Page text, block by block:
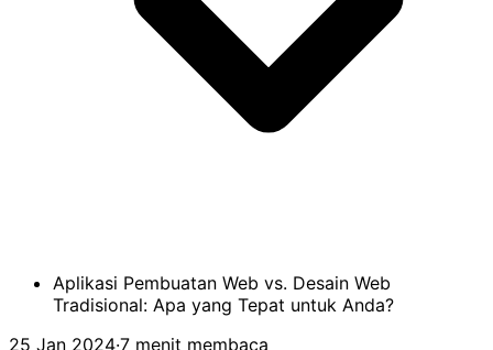
Aplikasi Pembuatan Web vs. Desain Web
Tradisional: Apa yang Tepat untuk Anda?
25 Jan 2024·7 menit membaca